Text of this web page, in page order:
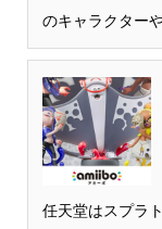
のキャラクター
任天堂はスプラ